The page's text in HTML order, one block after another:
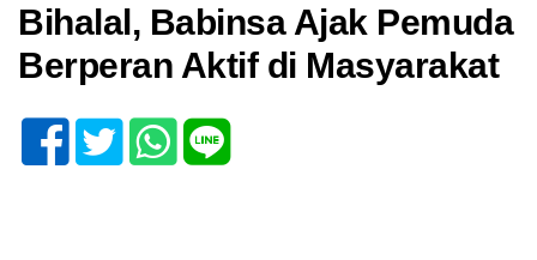
Bihalal, Babinsa Ajak Pemuda
Berperan Aktif di Masyarakat